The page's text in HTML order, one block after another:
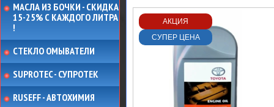
МАСЛА ИЗ БОЧКИ - СКИДКА
15-25% С КАЖДОГО ЛИТРА
!
СТЕКЛО ОМЫВАТЕЛИ
SUPROTEC - СУПРОТЕК
RUSEFF - АВТОХИМИЯ
АКЦИЯ
СУПЕР ЦЕНА